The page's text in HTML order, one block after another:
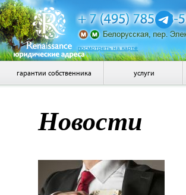
посмотреть на карте
гарантии собственника услуги
Новости